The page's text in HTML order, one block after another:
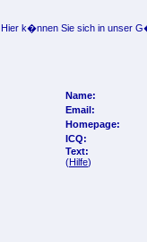
Hier k�nnen Sie sich in unser
Name:
Email:
Homepage:
ICQ:
Text:
(Hilfe)